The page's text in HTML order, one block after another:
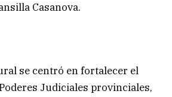
Casanova.
se centró en fortalecer el
Judiciales provinciales,